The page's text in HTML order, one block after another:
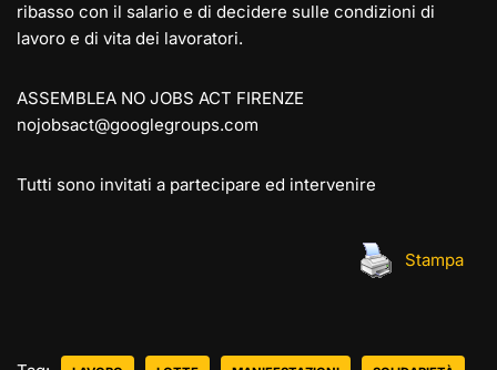
ribasso con il salario e di decidere sulle condizioni di
lavoro e di vita dei lavoratori.
ASSEMBLEA NO JOBS ACT FIRENZE
nojobsact@googlegroups.com
Tutti sono invitati a partecipare ed intervenire
Stampa